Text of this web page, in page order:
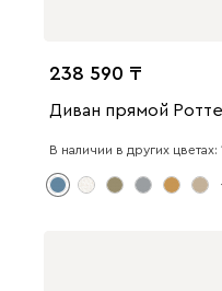
238 590
Диван прямой
В наличии в других цветах: